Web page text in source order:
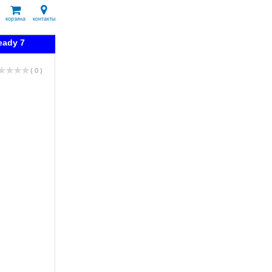
корзина контакты
7
( 0 )